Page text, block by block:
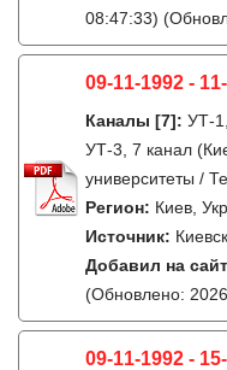
08:47:33)
09-11-1992 -
Каналы [7]: УТ-
УТ-3, 7 канал
университеты /
Регион: Киев,
Источник:
Добавил на
(Обновлено:
09-11-1992 -